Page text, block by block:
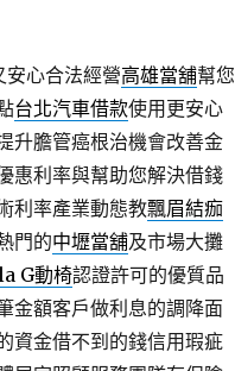
心合法經營高雄當舖幫您
台北汽車借款使用更安心
升膽管癌根治機會改善金
惠利率與幫助您解決借錢
利率產業動態教飄眉結痂
門的中壢當舖及市場大攤
G動椅認證許可的優質品
金額客戶做利息的調降面
資金借不到的錢信用瑕疵